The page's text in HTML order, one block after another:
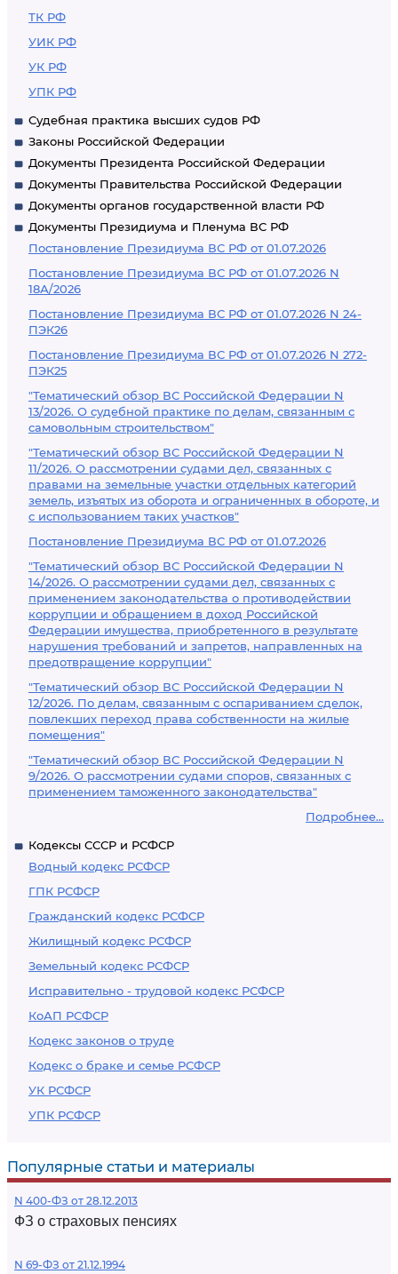
ТК РФ
УИК РФ
УК РФ
УПК РФ
Судебная практика высших судов РФ
Законы Российской Федерации
Документы Президента Российской Федерации
Документы Правительства Российской Федерации
Документы органов государственной власти РФ
Документы Президиума и Пленума ВС РФ
Постановление Президиума ВС РФ от 01.07.2026
Постановление Президиума ВС РФ от 01.07.2026 N
18А/2026
Постановление Президиума ВС РФ от 01.07.2026 N 24-
ПЭК26
Постановление Президиума ВС РФ от 01.07.2026 N 272-
ПЭК25
"Тематический обзор ВС Российской Федерации N
13/2026. О судебной практике по делам, связанным с
самовольным строительством"
"Тематический обзор ВС Российской Федерации N
11/2026. О рассмотрении судами дел, связанных с
правами на земельные участки отдельных категорий
земель, изъятых из оборота и ограниченных в обороте, и
с использованием таких участков"
Постановление Президиума ВС РФ от 01.07.2026
"Тематический обзор ВС Российской Федерации N
14/2026. О рассмотрении судами дел, связанных с
применением законодательства о противодействии
коррупции и обращением в доход Российской
Федерации имущества, приобретенного в результате
нарушения требований и запретов, направленных на
предотвращение коррупции"
"Тематический обзор ВС Российской Федерации N
12/2026. По делам, связанным с оспариванием сделок,
повлекших переход права собственности на жилые
помещения"
"Тематический обзор ВС Российской Федерации N
9/2026. О рассмотрении судами споров, связанных с
применением таможенного законодательства"
Подробнее...
Кодексы СССР и РСФСР
Водный кодекс РСФСР
ГПК РСФСР
Гражданский кодекс РСФСР
Жилищный кодекс РСФСР
Земельный кодекс РСФСР
Исправительно - трудовой кодекс РСФСР
КоАП РСФСР
Кодекс законов о труде
Кодекс о браке и семье РСФСР
УК РСФСР
УПК РСФСР
Популярные статьи и материалы
N 400-ФЗ от 28.12.2013
ФЗ о страховых пенсиях
N 69-ФЗ от 21.12.1994